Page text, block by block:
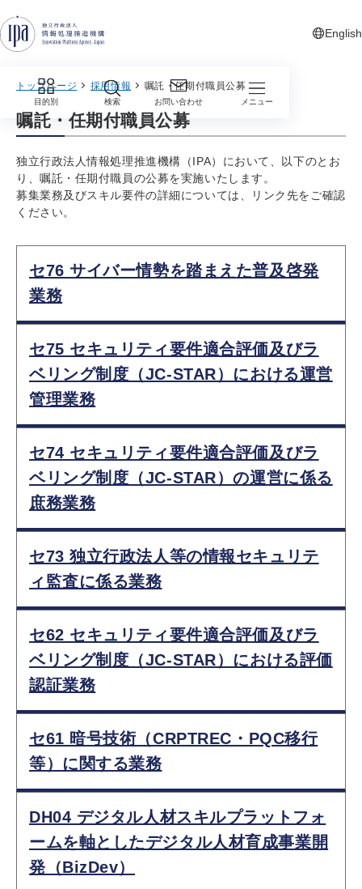
English
新しいタ
目的別 検索 お問い合わせ メニュー
トップページ 採用情報 嘱託・任期付職員公募
嘱託・任期付職員公募
独立行政法人情報処理推進機構（IPA）において、以下のとお
り、嘱託・任期付職員の公募を実施いたします。
募集業務及びスキル要件の詳細については、リンク先をご確認
ください。
セ76 サイバー情勢を踏まえた普及啓発
業務
セ75 セキュリティ要件適合評価及びラ
ベリング制度（JC-STAR）における運営
管理業務
セ74 セキュリティ要件適合評価及びラ
ベリング制度（JC-STAR）の運営に係る
庶務業務
セ73 独立行政法人等の情報セキュリテ
ィ監査に係る業務
セ62 セキュリティ要件適合評価及びラ
ベリング制度（JC-STAR）における評価
認証業務
セ61 暗号技術（CRPTREC・PQC移行
等）に関する業務
DH04 デジタル人材スキルプラットフォ
ームを軸としたデジタル人材育成事業開
発（BizDev）